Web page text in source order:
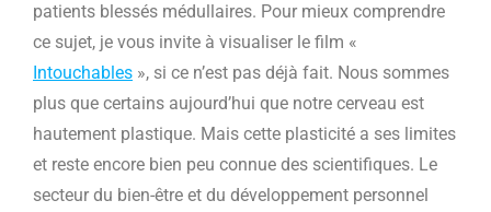
patients blessés médullaires. Pour mieux comprendre
ce sujet, je vous invite à visualiser le film «
Intouchables », si ce n’est pas déjà fait. Nous sommes
plus que certains aujourd’hui que notre cerveau est
hautement plastique. Mais cette plasticité a ses limites
et reste encore bien peu connue des scientifiques. Le
secteur du bien-être et du développement personnel